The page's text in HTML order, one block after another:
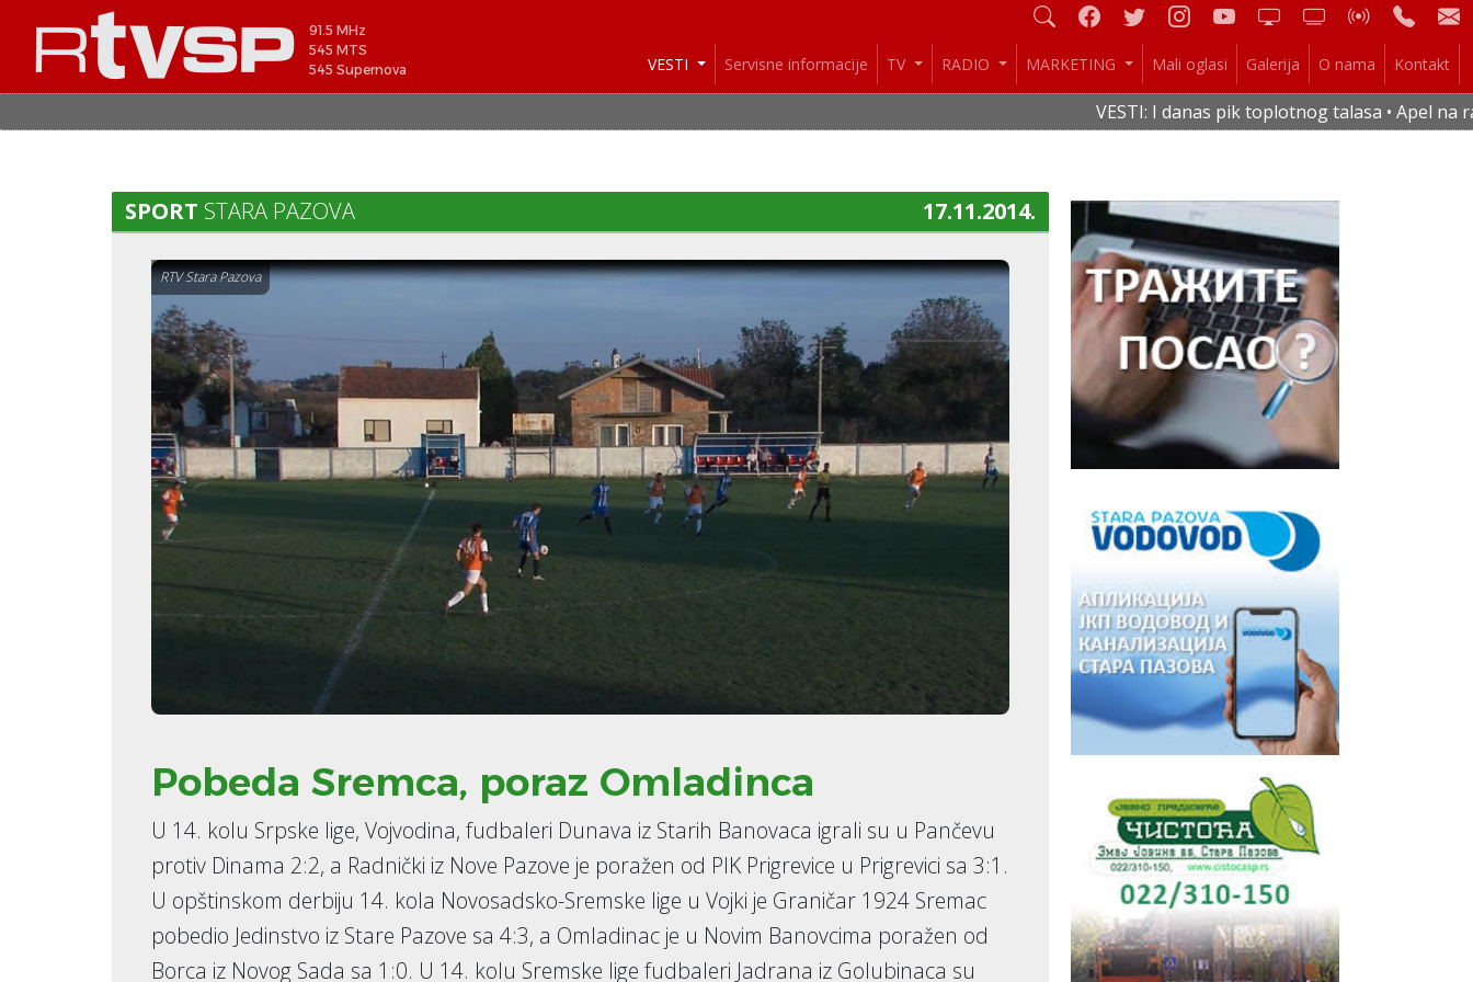
91.5 MHz
545 MTS
545 Supernova
VESTI Servisne informacije TV RADIO MARKETING Mali oglasi Galerija O nama Kontakt
VESTI: I danas pik toplotnog talasa • Apel na
SPORT STARA PAZOVA 17.11.2014.
RTV Stara Pazova
Pobeda Sremca, poraz Omladinca
U 14. kolu Srpske lige, Vojvodina, fudbaleri Dunava iz Starih Banovaca igrali su u Pančevu
protiv Dinama 2:2, a Radnički iz Nove Pazove je poražen od PIK Prigrevice u Prigrevici sa 3:1.
U opštinskom derbiju 14. kola Novosadsko-Sremske lige u Vojki je Graničar 1924 Sremac
pobedio Jedinstvo iz Stare Pazove sa 4:3, a Omladinac je u Novim Banovcima poražen od
Borca iz Novog Sada sa 1:0. U 14. kolu Sremske lige fudbaleri Jadrana iz Golubinaca su